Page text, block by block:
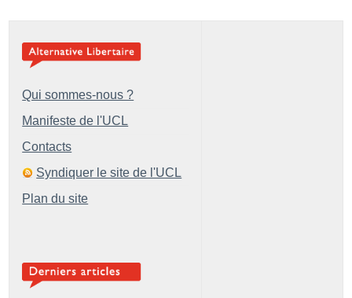
Qui sommes-nous ?
Manifeste de l'UCL
Contacts
Syndiquer le site de l'UCL
Plan du site